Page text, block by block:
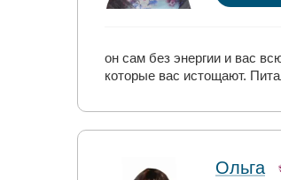
он сам без энергии и вас
которые вас истощают.
Ольга